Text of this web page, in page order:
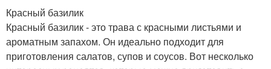
Красный базилик
Красный базилик - это трава с красными листьями и
ароматным запахом. Он идеально подходит для
приготовления салатов, супов и соусов. Вот несколько